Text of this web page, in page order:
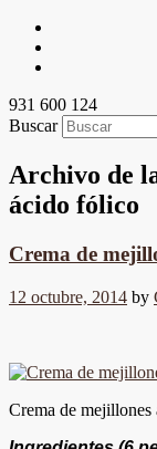
931 600 124
Buscar
Archivo de
ácido fólico
Crema de
12 octubre, 2014 by
Crema de mejillones